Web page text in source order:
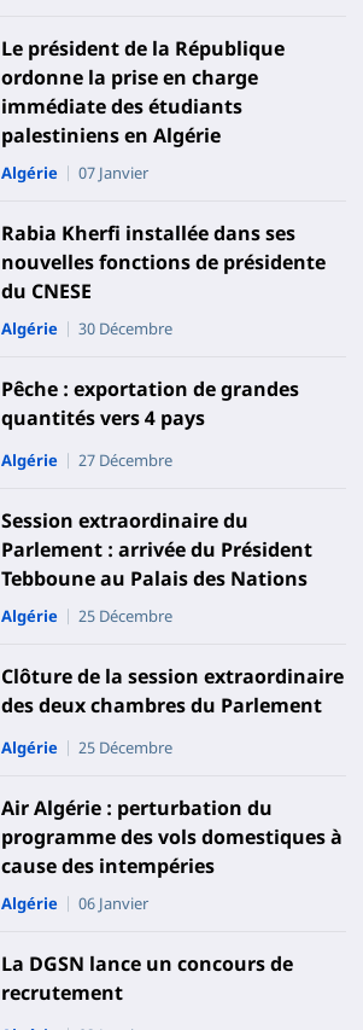
Le président de la République
ordonne la prise en charge
immédiate des étudiants
palestiniens en Algérie
Algérie 07 Janvier
Rabia Kherfi installée dans ses
nouvelles fonctions de présidente
du CNESE
Algérie 30 Décembre
Pêche : exportation de grandes
quantités vers 4 pays
Algérie 27 Décembre
Session extraordinaire du
Parlement : arrivée du Président
Tebboune au Palais des Nations
Algérie 25 Décembre
Clôture de la session extraordinaire
des deux chambres du Parlement
Algérie 25 Décembre
Air Algérie : perturbation du
programme des vols domestiques à
cause des intempéries
Algérie 06 Janvier
La DGSN lance un concours de
recrutement